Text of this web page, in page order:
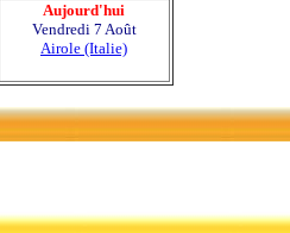
Aujourd'hui
Vendredi 7 Août
Airole (Italie)